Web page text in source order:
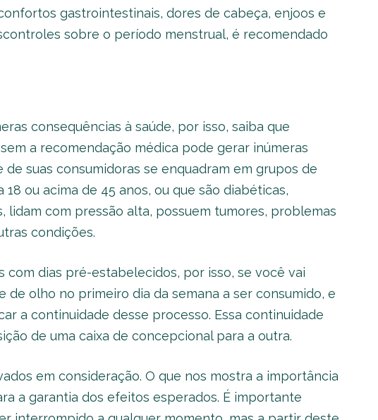
gastrointestinais, dores de cabeça, enjoos e
sobre o período menstrual, é recomendado
consequências à saúde, por isso, saiba que
a recomendação médica pode gerar inúmeras
suas consumidoras se enquadram em grupos de
ou acima de 45 anos, ou que são diabéticas,
lidam com pressão alta, possuem tumores, problemas
condições.
com dias pré-estabelecidos, por isso, se você vai
de olho no primeiro dia da semana a ser consumido, e
a continuidade desse processo. Essa continuidade
de uma caixa de concepcional para a outra.
em consideração. O que nos mostra a importância
a garantia dos efeitos esperados. É importante